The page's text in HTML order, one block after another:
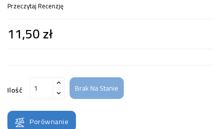
Przeczytaj Recenzję
11,50 zł
Ilość Brak Na Stanie
Porównanie